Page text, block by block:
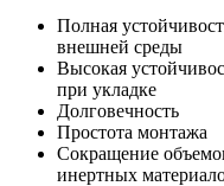
Полная
внешней среды
Высокая
при укладке
Долговечность
Простота монтажа
Сокращение
инертных